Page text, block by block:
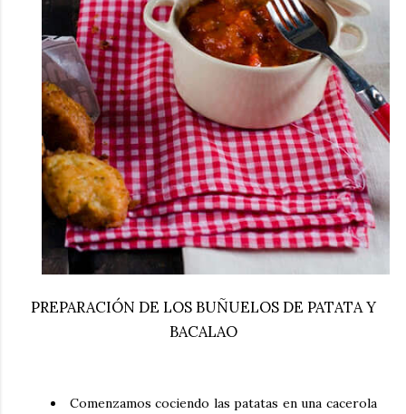
PREPARACIÓN DE LOS BUÑUELOS DE PATATA Y
BACALAO
Comenzamos cociendo las patatas en una cacerola